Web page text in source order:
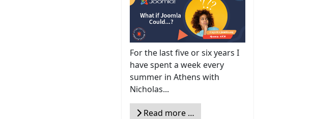
For the last five or six years I
have spent a week every
summer in Athens with
Nicholas...
Read more …